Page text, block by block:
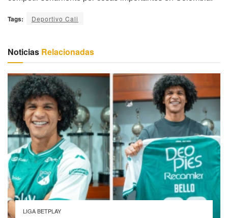
Tags: Deportivo Cali
Noticias Relacionadas
LIGA BETPLAY